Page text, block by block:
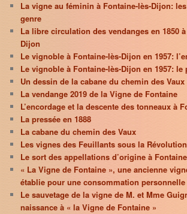
La vigne au féminin à Fontaine-lès-Dijon:
genre
La libre circulation des vendanges en 1850
Dijon
Le vignoble à Fontaine-lès-Dijon en 1957:
Le vignoble à Fontaine-lès-Dijon en 1957: le
Un dessin de la cabane du chemin des
La vendange 2019 de la Vigne de Fontaine
L’encordage et la descente des tonneaux à
La pressée en 1888
La cabane du chemin des Vaux
Les vignes des Feuillants sous la Révolution
Le sort des appellations d’origine à
« La Vigne de Fontaine », une ancienne
établie pour une consommation personnelle
Le sauvetage de la vigne de M. et Mme
naissance à « la Vigne de Fontaine »